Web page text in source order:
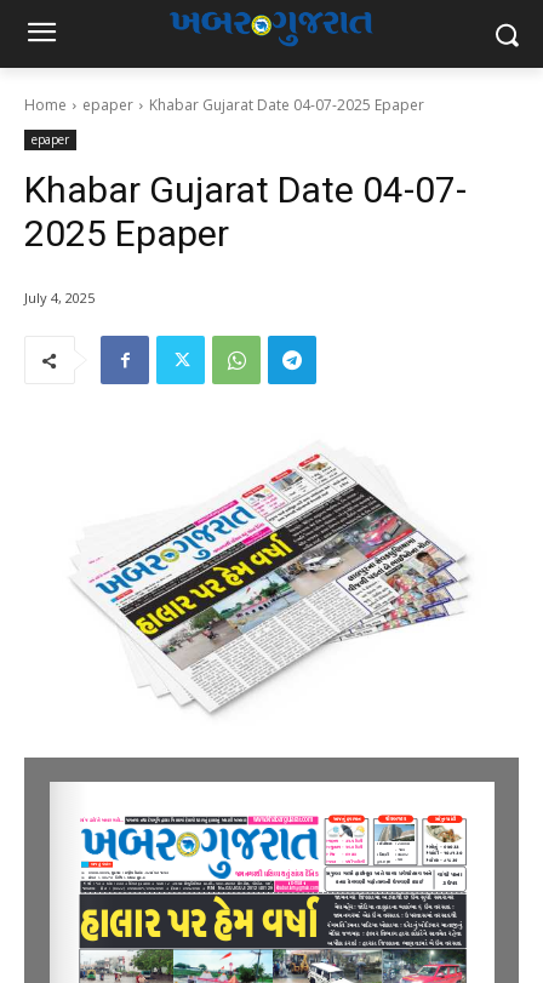
Home epaper Khabar Gujarat Date 04-07-2025 Epaper
epaper
Khabar Gujarat Date 04-07-
2025 Epaper
July 4, 2025